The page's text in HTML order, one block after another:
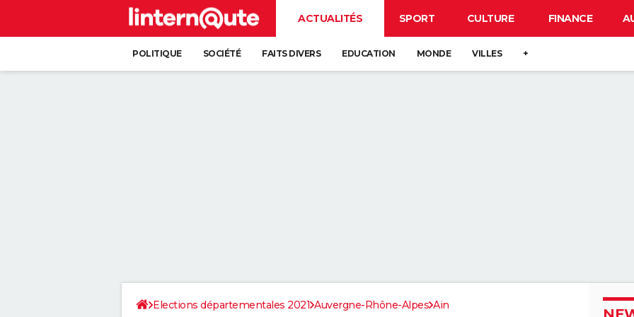
ACTUALITÉS SPORT CULTURE FINANCE
POLITIQUE SOCIÉTÉ FAITS DIVERS EDUCATION MONDE VILLES +
Elections départementales 2021 Auvergne-Rhône-Alpes Ain